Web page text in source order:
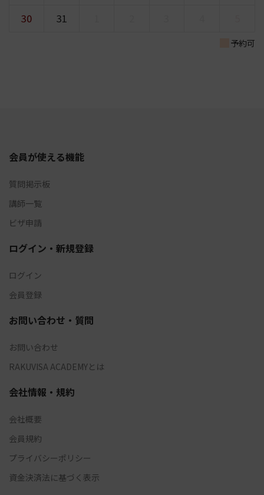
30
31
予約可
会員が使える機能
質問掲示板
講師一覧
ビザ申請
ログイン・新規登録
ログイン
会員登録
お問い合わせ・質問
お問い合わせ
RAKUVISA ACADEMYとは
会社情報・規約
会社概要
会員規約
プライバシーポリシー
資金決済法に基づく表示